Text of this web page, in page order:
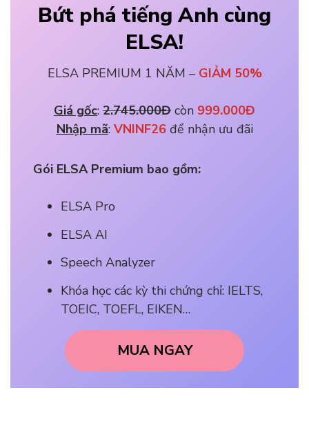
Bứt phá tiếng Anh cùng
ELSA!
ELSA PREMIUM 1 NĂM – GIẢM 50%
Giá gốc: 2.745.000Đ còn 999.000Đ
Nhập mã: VNINF26 để nhận ưu đãi
Gói ELSA Premium bao gồm:
ELSA Pro
ELSA AI
Speech Analyzer
Khóa học các kỳ thi chứng chỉ: IELTS,
TOEIC, TOEFL, EIKEN…
MUA NGAY